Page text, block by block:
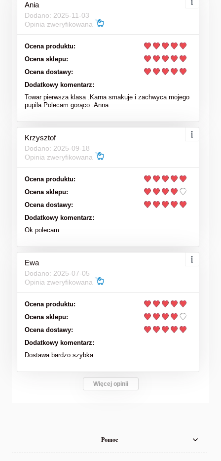
Ania
Dodano: 2025-11-03
Opinia zweryfikowana
Ocena produktu:
Ocena sklepu:
Ocena dostawy:
Dodatkowy komentarz:
Towar pierwsza klasa .Karna smakuje i zachwyca mojego
pupila.Polecam gorąco .Anna
Krzysztof
Dodano: 2025-09-18
Opinia zweryfikowana
Ocena produktu:
Ocena sklepu:
Ocena dostawy:
Dodatkowy komentarz:
Ok polecam
Ewa
Dodano: 2025-07-05
Opinia zweryfikowana
Ocena produktu:
Ocena sklepu:
Ocena dostawy:
Dodatkowy komentarz:
Dostawa bardzo szybka
Więcej opinii
Pomoc